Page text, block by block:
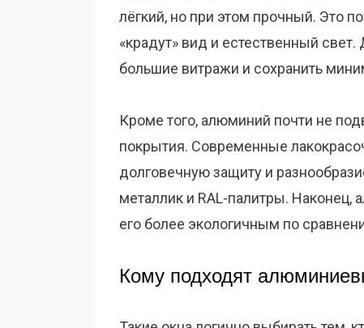
лёгкий, но при этом прочный. Это
«крадут» вид и естественный
большие витражи и сохранить
Кроме того, алюминий почти не
покрытия. Современные
долговечную защиту и
металлик и RAL-палитры. Наконец,
его более экологичным по
Кому подходят